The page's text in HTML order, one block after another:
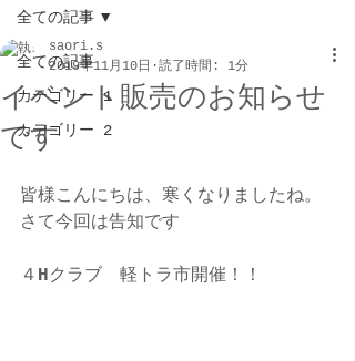
全ての記事
カテゴリー 1
カテゴリー 2
全ての記事
イベント販売のお知らせ
です
saori.s
2019年11月10日
読了時間: 1分
皆様こんにちは、寒くなりましたね。
さて今回は告知です
４ Hクラブ　軽トラ市開催！！